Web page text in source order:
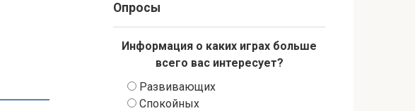
Опросы
Информация о каких играх больше
всего вас интересует?
Развивающих
Спокойных